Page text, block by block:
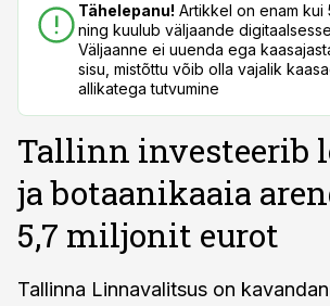
Tähelepanu! Artikkel on enam kui
ning kuulub väljaande
Väljaanne ei uuenda ega
sisu, mistõttu võib olla vajalik
allikatega tutvumine
Tallinn investeerib
ja botaanikaaia
5,7 miljonit eurot
Tallinna Linnavalitsus on